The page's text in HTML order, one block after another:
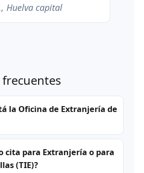
Huelva capital
la Oficina de Extranjería de
cita para Extranjería o para
(TIE)?